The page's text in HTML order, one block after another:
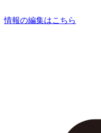
情報の編集はこちら